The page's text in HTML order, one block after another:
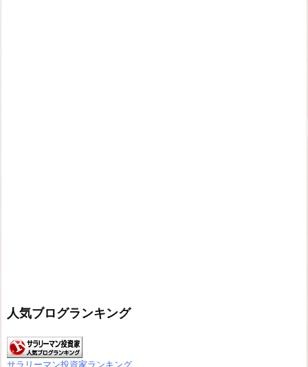
人気ブログランキング
サラリーマン投資家ランキング